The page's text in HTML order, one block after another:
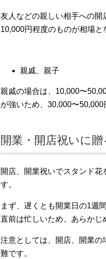
友人などの親しい相手への
10,000円程度のものが相場と
親戚、親子
親戚の場合は、10,000〜
が強いため、30,000〜
開業・開店祝いに
開店、開業祝いでスタンド
す。
まず、遅くとも開業日の1週
直前は忙しいため、あらかじ
注意としては、開店、開業
難です。